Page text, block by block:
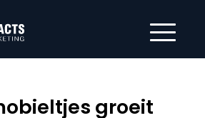
groeit